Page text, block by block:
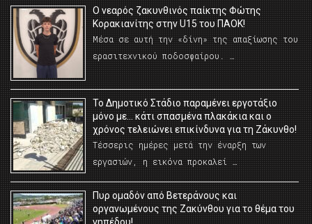
O νεαρός ζακυνθινός παίκτης Φώτης
Κορακιανίτης στην U15 του ΠΑΟΚ!
Μέσα σε αυτή την «δίνη» της απαξίωσης του
ερασιτεχνικού ποδοσφαίρου. …
Το Δημοτικό Στάδιο παραμένει εργοτάξιο
μόνο με… κάτι σπασμένα πλακάκια και ο
χρόνος τελειώνει επικίνδυνα για τη Ζάκυνθο!
Τέσσερις ημέρες μετά την έναρξη των
εργασιών, η εικόνα προκαλεί …
Πυρ ομαδόν από Βετεράνους και
οργανωμένους της Ζακύνθου για το θέμα του